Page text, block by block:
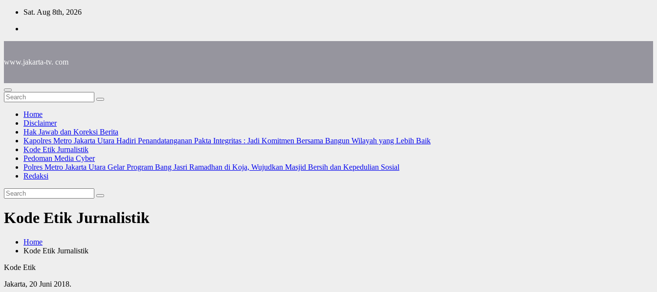
Skip
content
Sat. Aug 8th, 2026
www.jakarta-tv. com
Home
Disclaimer
Hak Jawab dan Koreksi Berita
Kapolres Metro Jakarta Utara Hadiri Penandatanganan Pakta Integritas : Jadi Komitmen Bersama Bangun Wilayah yang Lebih Baik
Kode Etik Jurnalistik
Pedoman Media Cyber
Polres Metro Jakarta Utara Gelar Program Bang Jasri Ramadhan di Koja, Wujudkan Masjid Bersih dan Kepedulian Sosial
Redaksi
Kode Etik Jurnalistik
Home
Kode Etik Jurnalistik
Kode Etik
Jakarta, 20 Juni 2018.